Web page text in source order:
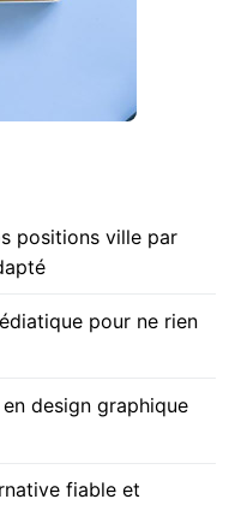
positions ville par
pour ne rien
design graphique
fiable et